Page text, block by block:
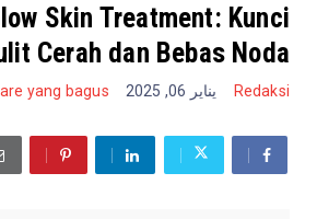
Skin Treatment: Kunci
Cerah dan Bebas Noda
Redaksi يناير 06, 2025 yang bagus